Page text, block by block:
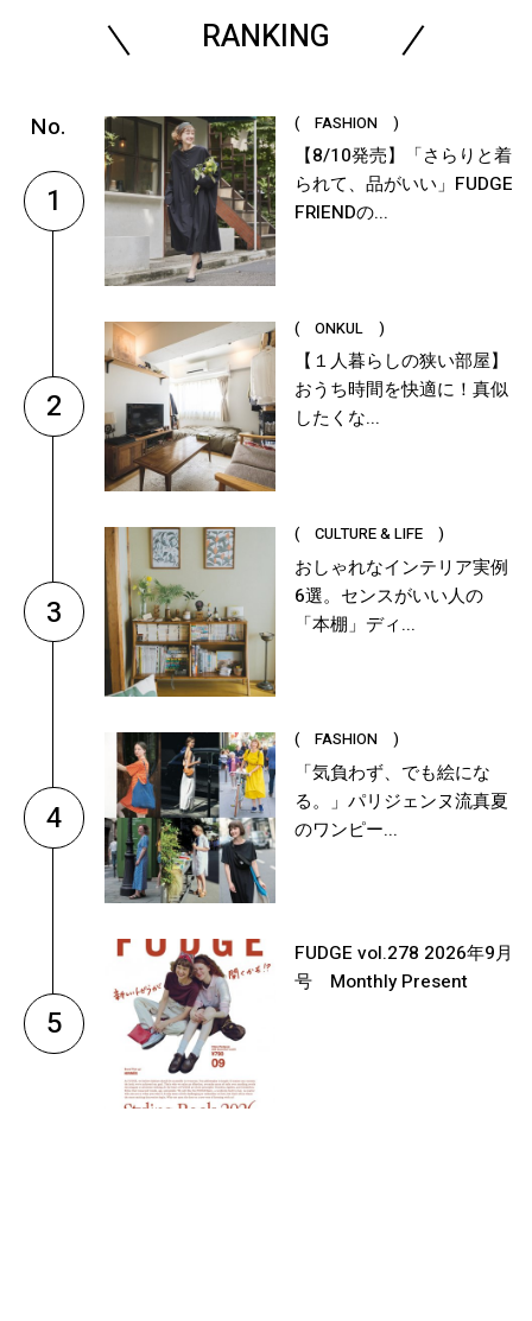
RANKING
1
( FASHION )
【8/10発売】「さらりと着
られて、品がいい」FUDGE
FRIENDの...
2
( ONKUL )
【１人暮らしの狭い部屋】
おうち時間を快適に！真似
したくな...
3
( CULTURE & LIFE )
おしゃれなインテリア実例
6選。センスがいい人の
「本棚」ディ...
4
( FASHION )
「気負わず、でも絵にな
る。」パリジェンヌ流真夏
のワンピー...
5
FUDGE vol.278 2026年9月
号 Monthly Present